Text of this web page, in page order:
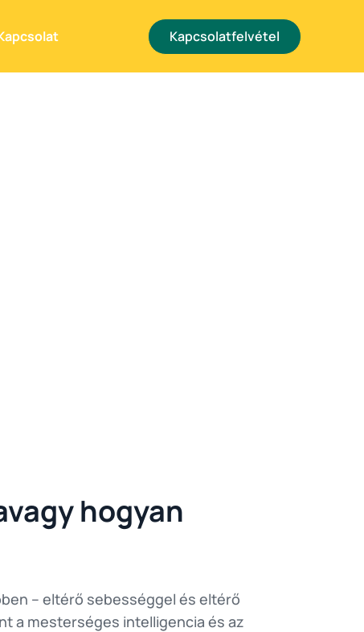
Kapcsolatfelvétel
hogyan
– eltérő sebességgel és eltérő
a mesterséges intelligencia és az